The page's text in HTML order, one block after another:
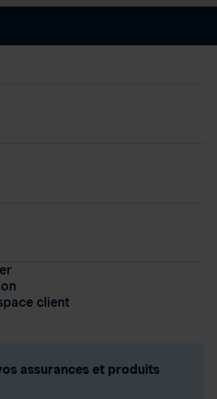
client
assurances et produits